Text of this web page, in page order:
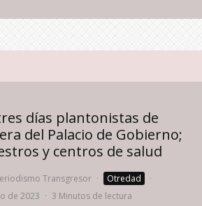
días plantonistas de
del Palacio de Gobierno;
y centros de salud
Transgresor · Otredad
·
de 2023 · 3 Minutos de lectura